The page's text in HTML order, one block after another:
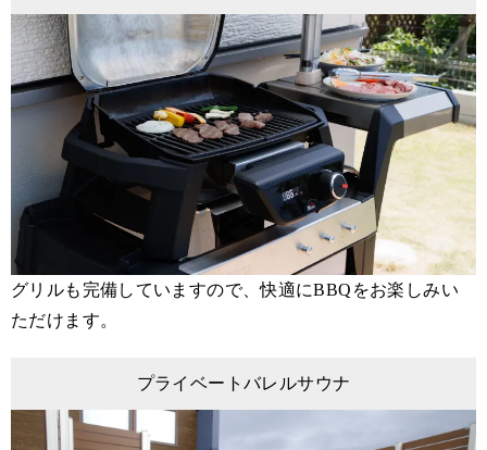
グリルも完備していますので、快適にBBQをお楽しみい
ただけます。
プライベートバレルサウナ